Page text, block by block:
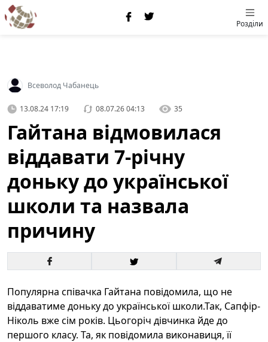
Розділи
Всеволод Чабанець
13.08.24 17:19 08.07.26 04:13 35
Гайтана відмовилася
віддавати 7-річну
доньку до української
школи та назвала
причину
Популярна співачка Гайтана повідомила, що не
віддаватиме доньку до української школи.Так, Сапфір-
Ніколь вже сім років. Цьогоріч дівчинка йде до
першого класу. Та, як повідомила виконавиця, її